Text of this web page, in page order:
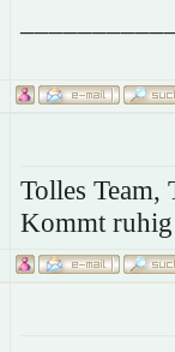
Tolles
Kommt